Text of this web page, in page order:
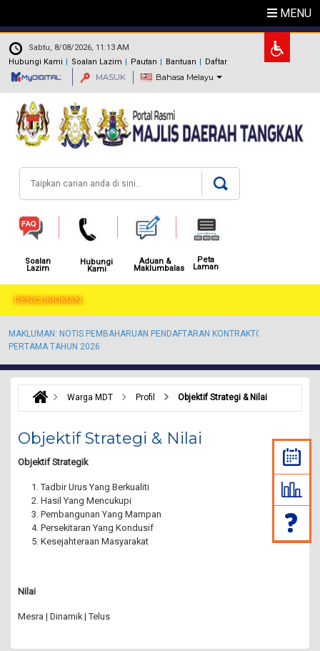
MENU
.
Sabtu, 8/08/2026, 11:13 AM
Hubungi Kami
Soalan Lazim Pautan Bantuan Daftar
MASUK Bahasa Melayu
Soalan
Lazim
Hubungi
Kami
Aduan &
Maklumbalas
Peta
Laman
PENGUMUMAN
MAKLUMAN: NOTIS PEMBAHARUAN PENDAFTARAN KONTRAKTOR KALI
PERTAMA TAHUN 2026
Warga MDT Profil Objektif Strategi & Nilai
Objektif Strategi & Nilai
Objektif Strategik
Tadbir Urus Yang Berkualiti
Hasil Yang Mencukupi
Pembangunan Yang Mampan
Persekitaran Yang Kondusif
Kesejahteraan Masyarakat
Nilai
Mesra | Dinamik | Telus